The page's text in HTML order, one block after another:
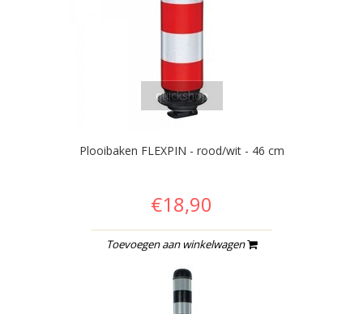
quickshop
Plooibaken FLEXPIN - rood/wit - 46 cm
€18,90
Toevoegen aan winkelwagen